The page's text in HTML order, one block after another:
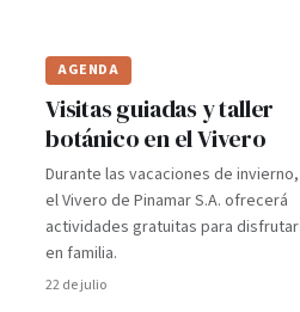
AGENDA
Visitas guiadas y taller
botánico en el Vivero
Durante las vacaciones de invierno,
el Vivero de Pinamar S.A. ofrecerá
actividades gratuitas para disfrutar
en familia.
22 de julio